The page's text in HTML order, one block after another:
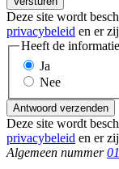
Deze site wordt
privacybeleid en er
Heeft de
Ja
Nee
Antwoord verzenden
Deze site wordt
privacybeleid en er
Algemeen nummer